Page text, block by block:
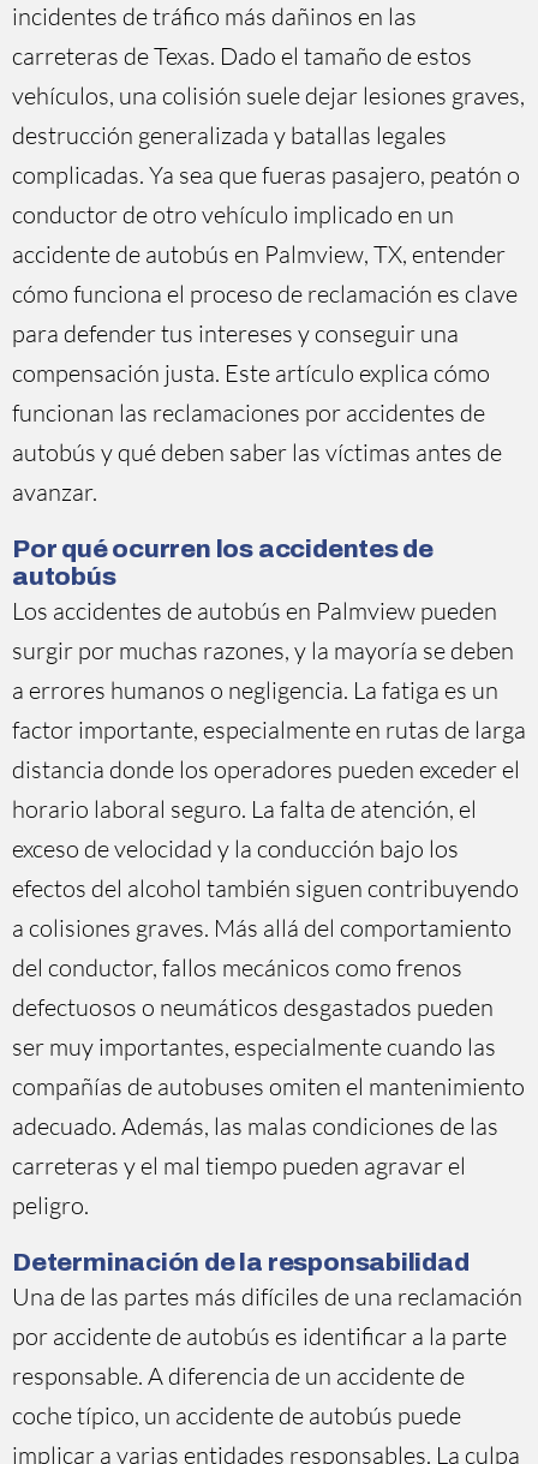
incidentes de tráfico más dañinos en las
carreteras de Texas. Dado el tamaño de estos
vehículos, una colisión suele dejar lesiones graves,
destrucción generalizada y batallas legales
complicadas. Ya sea que fueras pasajero, peatón o
conductor de otro vehículo implicado en un
accidente de autobús en Palmview, TX, entender
cómo funciona el proceso de reclamación es clave
para defender tus intereses y conseguir una
compensación justa. Este artículo explica cómo
funcionan las reclamaciones por accidentes de
autobús y qué deben saber las víctimas antes de
avanzar.
Por qué ocurren los accidentes de
autobús
Los accidentes de autobús en Palmview pueden
surgir por muchas razones, y la mayoría se deben
a errores humanos o negligencia. La fatiga es un
factor importante, especialmente en rutas de larga
distancia donde los operadores pueden exceder el
horario laboral seguro. La falta de atención, el
exceso de velocidad y la conducción bajo los
efectos del alcohol también siguen contribuyendo
a colisiones graves. Más allá del comportamiento
del conductor, fallos mecánicos como frenos
defectuosos o neumáticos desgastados pueden
ser muy importantes, especialmente cuando las
compañías de autobuses omiten el mantenimiento
adecuado. Además, las malas condiciones de las
carreteras y el mal tiempo pueden agravar el
peligro.
Determinación de la responsabilidad
Una de las partes más difíciles de una reclamación
por accidente de autobús es identificar a la parte
responsable. A diferencia de un accidente de
coche típico, un accidente de autobús puede
implicar a varias entidades responsables. La culpa